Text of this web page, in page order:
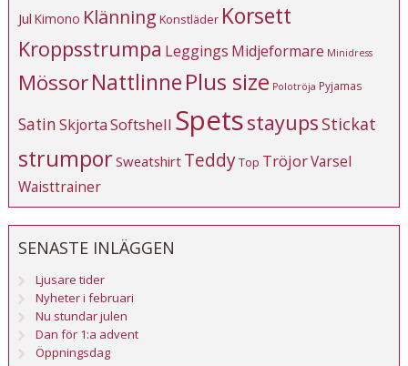
Jul Kimono Klänning Konstläder Korsett
Kroppsstrumpa Leggings Midjeformare Minidress
MössorNattlinnePlus size Polotröja Pyjamas
SatinSkjortaSoftshell Spetsstayups Stickat
strumporSweatshirt TeddyTop TröjorVarsel
Waisttrainer
SENASTE INLÄGGEN
Ljusare tider
Nyheter i februari
Nu stundar julen
Dan för 1:a advent
Öppningsdag